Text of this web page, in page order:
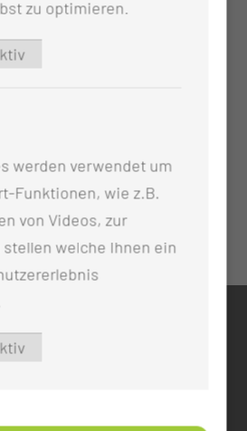
KONTAKT
0355 46 -0
zu optimieren.
werden verwendet um
Funktionen, wie z.B.
von Videos, zur
stellen welche Ihnen ein